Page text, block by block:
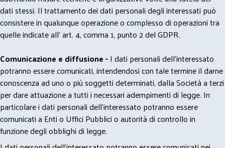
dati stessi. Il trattamento dei dati personali degli interessati può
consistere in qualunque operazione o complesso di operazioni tra
quelle indicate all' art. 4, comma 1, punto 2 del GDPR.
Comunicazione e diffusione -I dati personali dell’interessato
potranno essere comunicati, intendendosi con tale termine il darne
conoscenza ad uno o più soggetti determinati, dalla Società a terzi
per dare attuazione a tutti i necessari adempimenti di legge. In
particolare i dati personali dell’interessato potranno essere
comunicati a Enti o Uffici Pubblici o autorità di controllo in
funzione degli obblighi di legge.